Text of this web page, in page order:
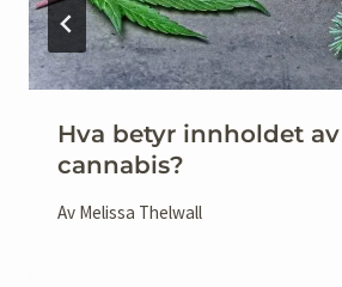
Hva betyr innholdet
cannabis?
Av Melissa Thelwall